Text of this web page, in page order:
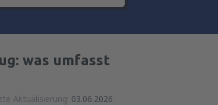
was umfasst
Aktualisierung: 03.06.2026